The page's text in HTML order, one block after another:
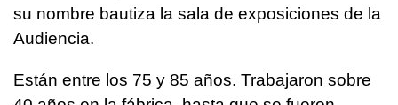
su nombre bautiza la sala de exposiciones de la
Audiencia.
Están entre los 75 y 85 años. Trabajaron sobre